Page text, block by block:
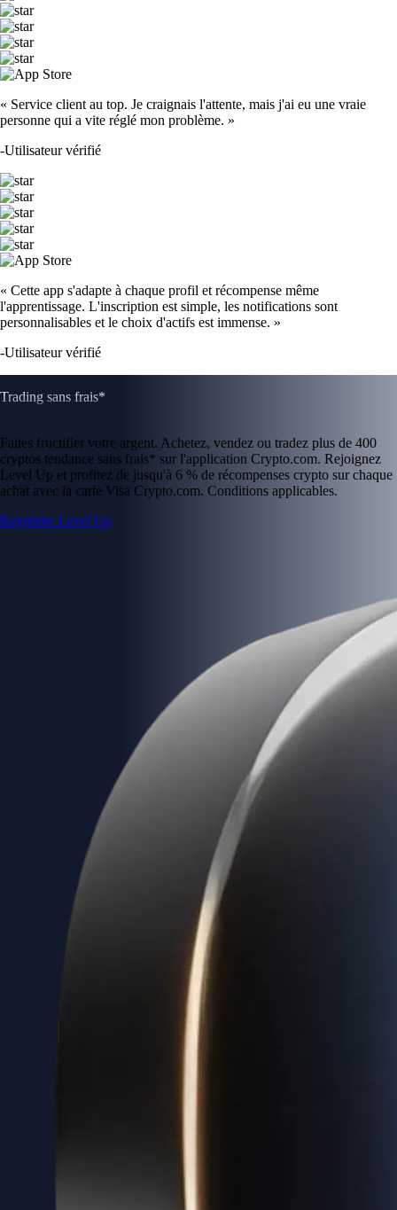
« Service client au top. Je craignais l'attente, mais j'ai eu une vraie
personne qui a vite réglé mon problème. »
-Utilisateur vérifié
« Cette app s'adapte à chaque profil et récompense même
l'apprentissage. L'inscription est simple, les notifications sont
personnalisables et le choix d'actifs est immense. »
-Utilisateur vérifié
Trading sans frais*
Faites fructifier votre argent. Achetez, vendez ou tradez plus de 400
cryptos tendance sans frais* sur l'application Crypto.com. Rejoignez
Level Up et profitez de jusqu'à 6 % de récompenses crypto sur chaque
achat avec la carte Visa Crypto.com. Conditions applicables.
Rejoindre Level Up